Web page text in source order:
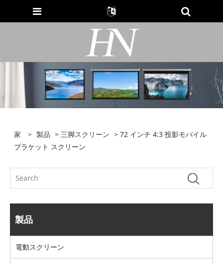
家 > 製品 >三脚スクリーン > 72 インチ 4:3 投影モバイル
ブラケット スクリーン
製品
電動スクリーン